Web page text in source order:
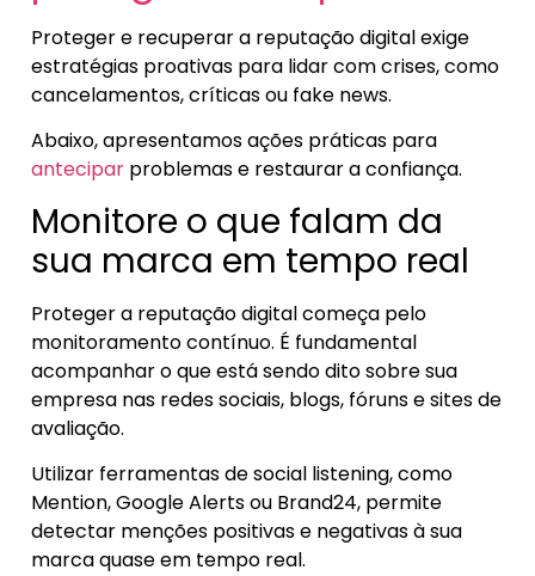
Proteger e recuperar a reputação digital exige
estratégias proativas para lidar com crises, como
cancelamentos, críticas ou fake news.
Abaixo, apresentamos ações práticas para
antecipar problemas e restaurar a confiança.
Monitore o que falam da
sua marca em tempo real
Proteger a reputação digital começa pelo
monitoramento contínuo. É fundamental
acompanhar o que está sendo dito sobre sua
empresa nas redes sociais, blogs, fóruns e sites de
avaliação.
Utilizar ferramentas de social listening, como
Mention, Google Alerts ou Brand24, permite
detectar menções positivas e negativas à sua
marca quase em tempo real.